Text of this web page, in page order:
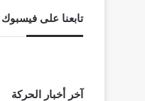
تابعنا على فيسبوك
آخر أخبار الحركة